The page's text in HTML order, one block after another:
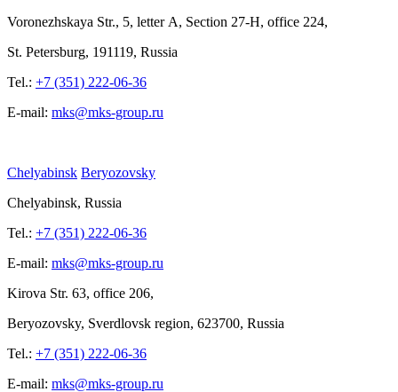
Voronezhskaya Str., 5, letter A, Section 27-Н, office 224,
St. Petersburg, 191119, Russia
Tel.: +7 (351) 222-06-36
E-mail: mks@mks-group.ru
Chelyabinsk Beryozovsky
Chelyabinsk, Russia
Tel.: +7 (351) 222-06-36
E-mail: mks@mks-group.ru
Kirova Str. 63, office 206,
Beryozovsky, Sverdlovsk region, 623700, Russia
Tel.: +7 (351) 222-06-36
E-mail: mks@mks-group.ru